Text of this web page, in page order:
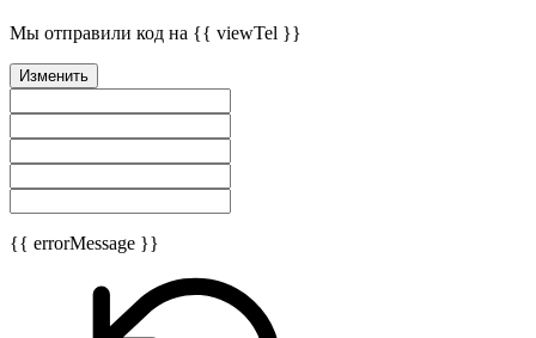
Мы отправили код на {{ viewTel }}
Изменить
{{ errorMessage }}